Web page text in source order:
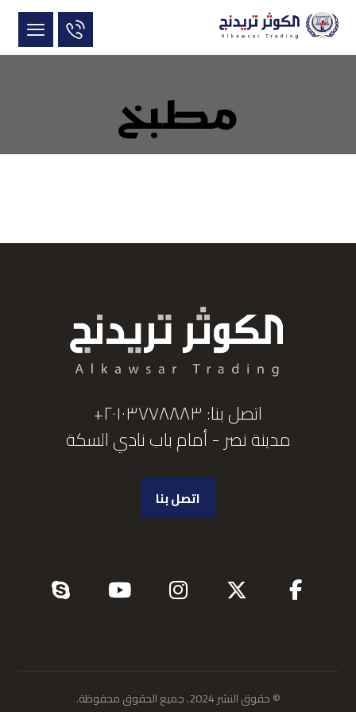
مطبخ
اتصل بنا: ٢٠١٠٣٧٧٨٨٨٣+
مدينة نصر - أمام باب نادي السكة
اتصل بنا
© حقوق النشر 2024. جميع الحقوق محفوظة.